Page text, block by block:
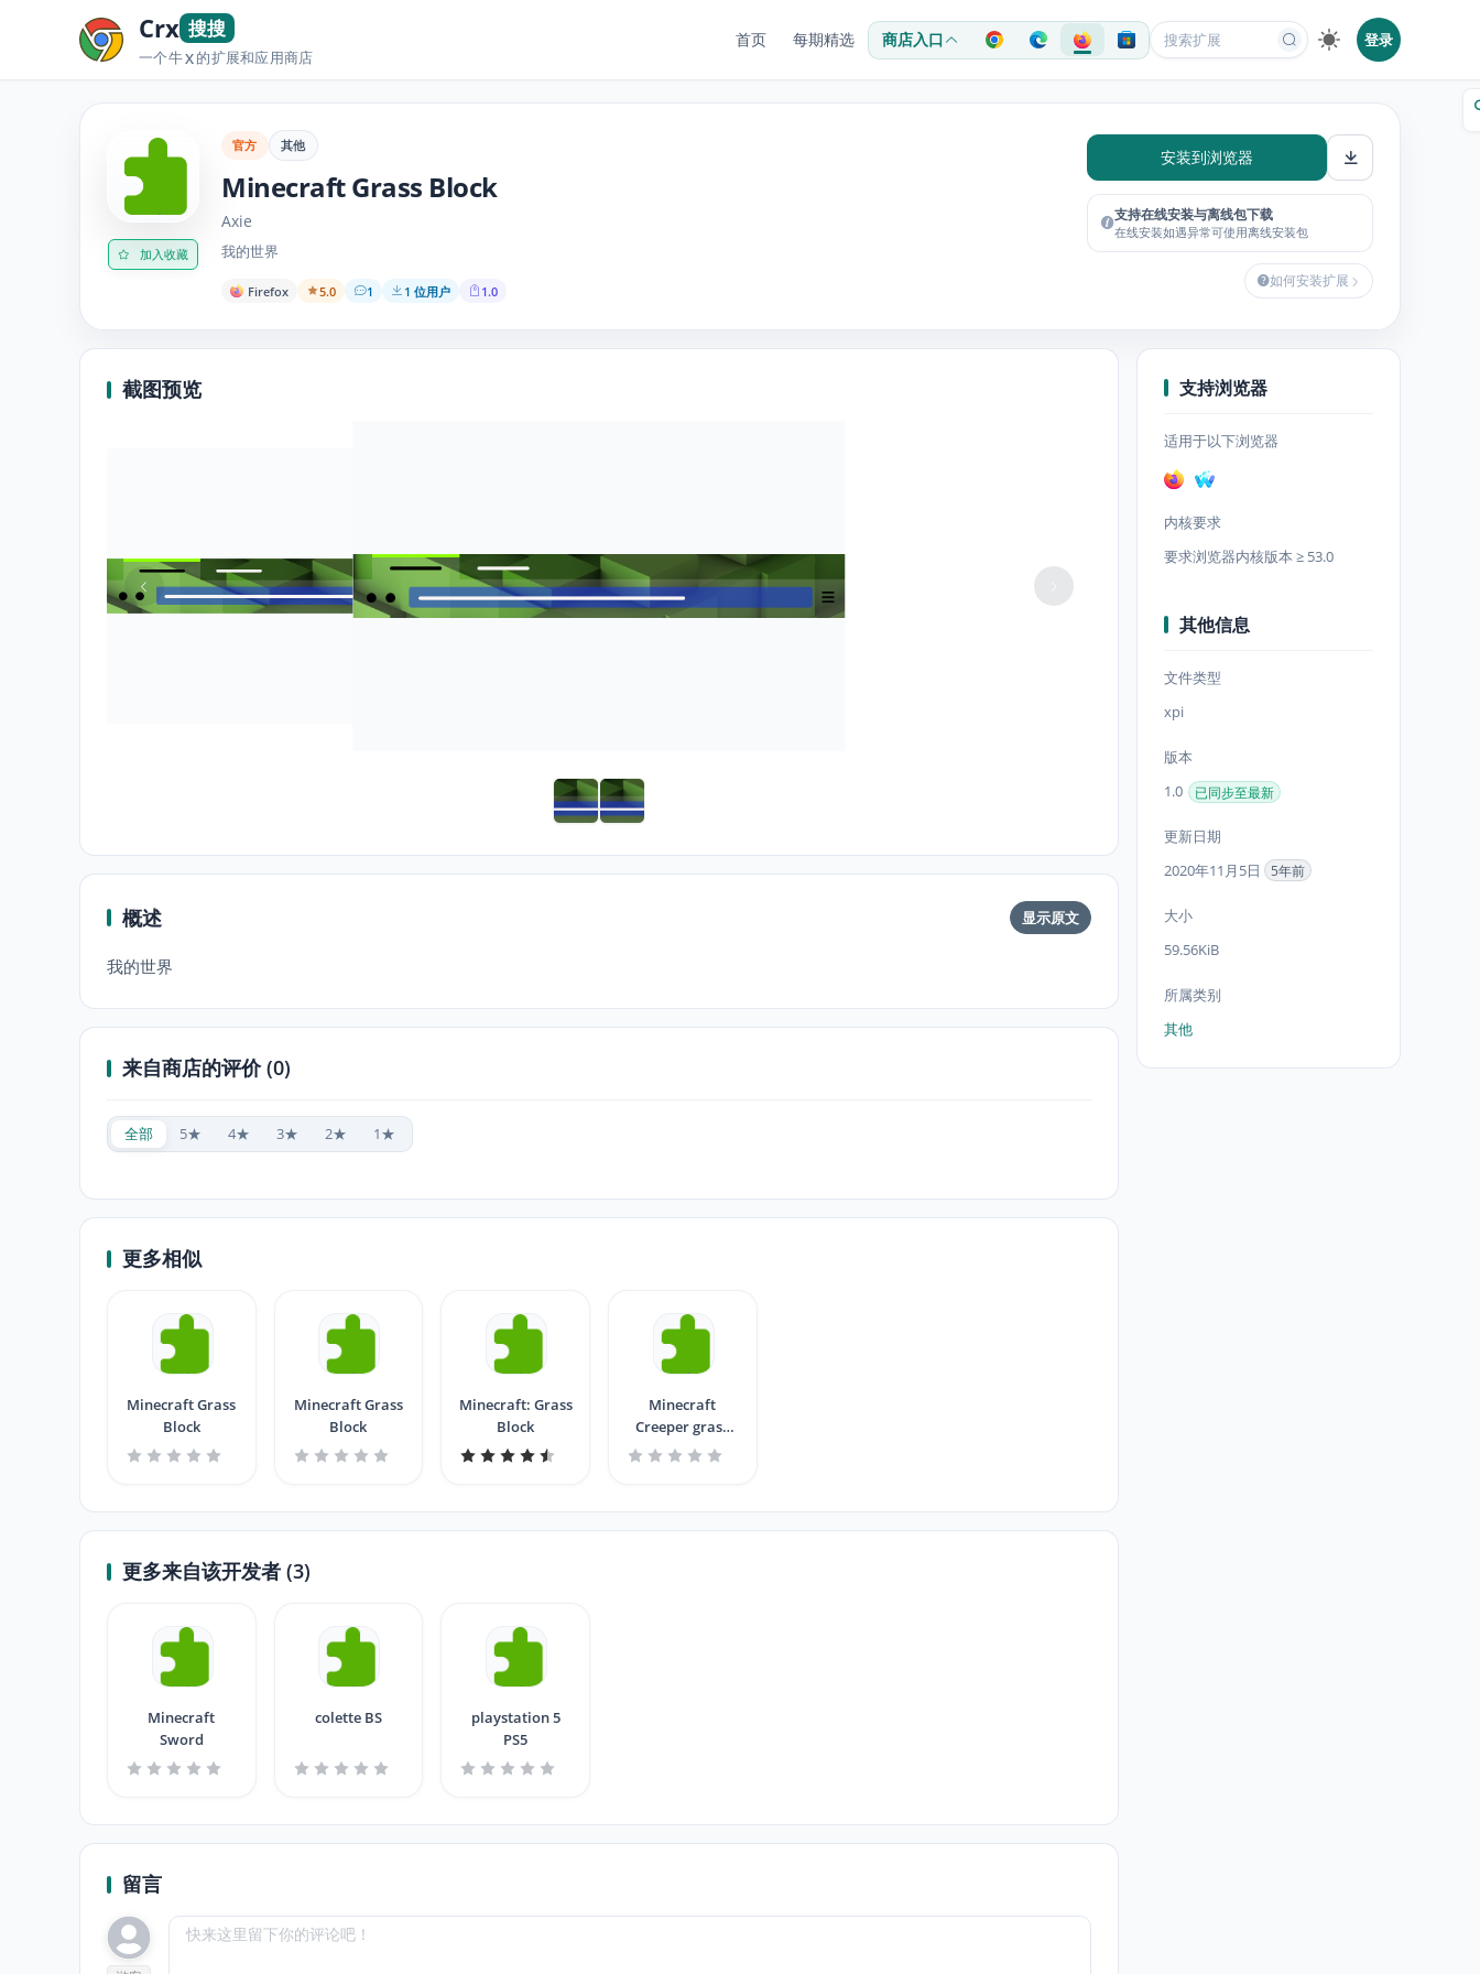
Crx 搜搜
一个牛X的扩展和应用商店
首页 每期精选 商店入口 登录
加入收藏
官方 其他
Minecraft Grass Block
Axie
我的世界
Firefox 5.0 1 1 位用户 1.0
安装到浏览器
支持在线安装与离线包下载
在线安装如遇异常可使用离线安装包
如何安装扩展
截图预览
概述 显示原文
我的世界
来自商店的评价 (0)
全部 5★ 4★ 3★ 2★ 1★
更多相似
Minecraft Grass
Block
Minecraft Grass
Block
Minecraft: Grass
Block
Minecraft
Creeper grass
block
更多来自该开发者 (3)
Minecraft
Sword
colette BS
playstation 5
PS5
留言
支持浏览器
适用于以下浏览器
内核要求
要求浏览器内核版本 ≥ 53.0
其他信息
文件类型
xpi
版本
1.0
已同步至最新
更新日期
2020年11月5日
5年前
大小
59.56KiB
所属类别
其他